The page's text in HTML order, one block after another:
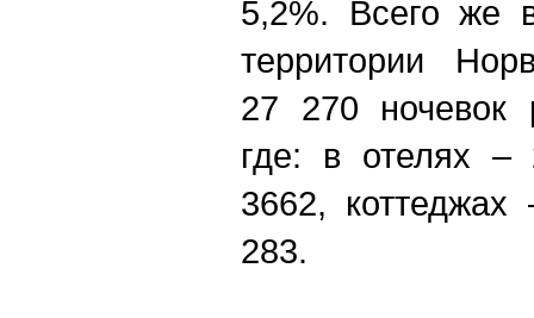
5,2%. Всего же
территории
27 270 ночевок
где: в отелях –
3662,
283.